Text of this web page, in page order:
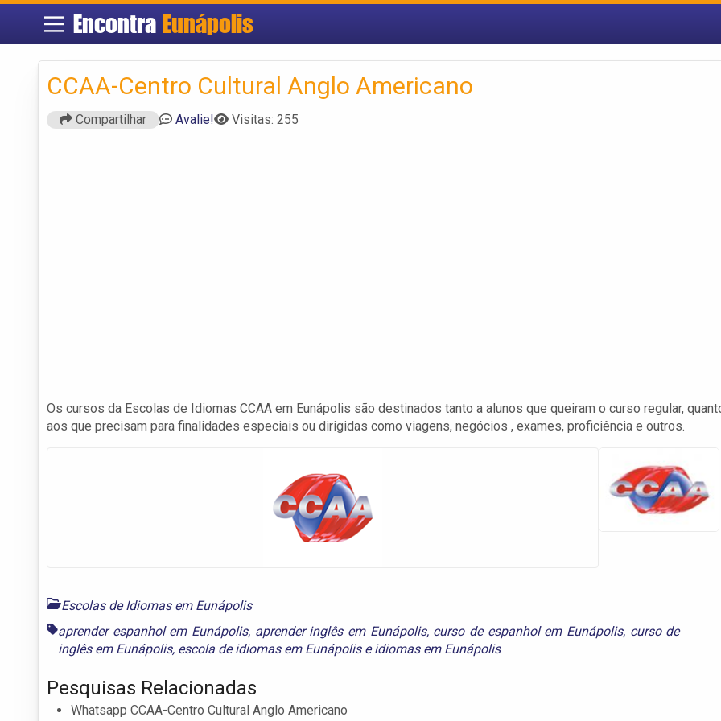
Encontra Eunápolis
CCAA-Centro Cultural Anglo Americano
Compartilhar Avalie! Visitas: 255
Os cursos da Escolas de Idiomas CCAA em Eunápolis são destinados tanto a alunos que queiram o curso regular,
aos que precisam para finalidades especiais ou dirigidas como viagens, negócios , exames, proficiência e outros.
Escolas de Idiomas em Eunápolis
aprender espanhol em Eunápolis, aprender inglês em Eunápolis, curso de espanhol em Eunápolis, curso de
inglês em Eunápolis, escola de idiomas em Eunápoliseidiomas em Eunápolis
Pesquisas Relacionadas
Whatsapp CCAA-Centro Cultural Anglo Americano